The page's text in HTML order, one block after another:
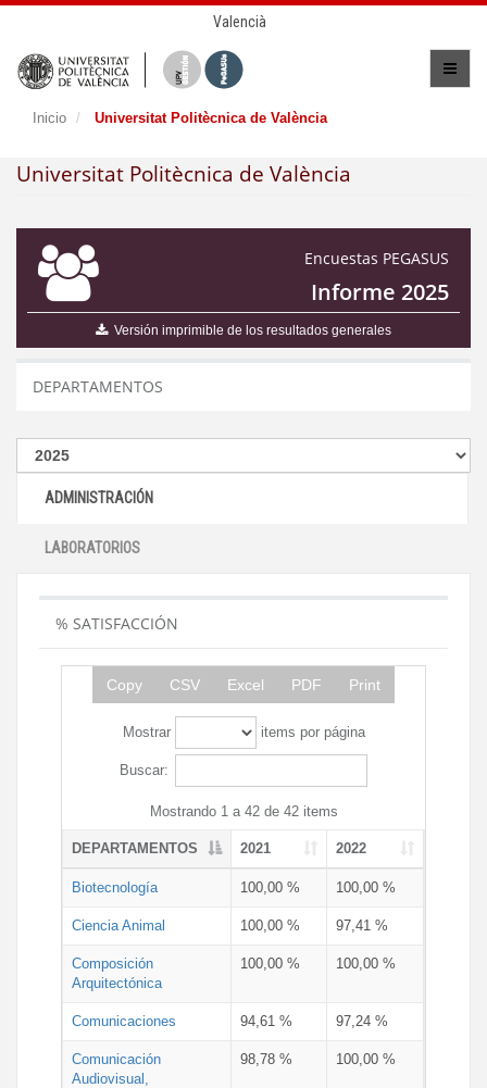
Valencià
Inicio Universitat Politècnica de València
Universitat Politècnica de València
Encuestas PEGASUS
Informe 2025
Versión imprimible de los resultados generales
DEPARTAMENTOS
ADMINISTRACIÓN
LABORATORIOS
% SATISFACCIÓN
Copy CSV Excel PDF Print
Mostrar items por página
Buscar:
Mostrando 1 a 42 de 42 items
DEPARTAMENTOS 2021 2022
Biotecnología 100,00 % 100,00 %
Ciencia Animal 100,00 % 97,41 %
Composición
Arquitectónica
100,00 % 100,00 %
Comunicaciones 94,61 % 97,24 %
Comunicación
Audiovisual,
98,78 % 100,00 %